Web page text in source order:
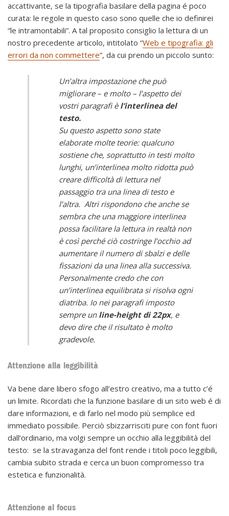
accattivante, se la tipografia basilare della pagina é poco
curata: le regole in questo caso sono quelle che io definirei
“le intramontabili”. A tal proposito consiglio la lettura di un
nostro precedente articolo, intitolato “Web e tipografia: gli
errori da non commettere”, da cui prendo un piccolo sunto:
Un’altra impostazione che può
migliorare – e molto – l’aspetto dei
vostri paragrafi è l’interlinea del
testo.
Su questo aspetto sono state
elaborate molte teorie: qualcuno
sostiene che, soprattutto in testi molto
lunghi, un’interlinea molto ridotta può
creare difficoltà di lettura nel
passaggio tra una linea di testo e
l’altra. Altri rispondono che anche se
sembra che una maggiore interlinea
possa facilitare la lettura in realtà non
è così perché ciò costringe l’occhio ad
aumentare il numero di sbalzi e delle
fissazioni da una linea alla successiva.
Personalmente credo che con
un’interlinea equilibrata si risolva ogni
diatriba. Io nei paragrafi imposto
sempre un line-height di 22px, e
devo dire che il risultato è molto
gradevole.
Attenzione alla leggibilità
Va bene dare libero sfogo all’estro creativo, ma a tutto c’é
un limite. Ricordati che la funzione basilare di un sito web é di
dare informazioni, e di farlo nel modo più semplice ed
immediato possibile. Perciò sbizzarrisciti pure con font fuori
dall’ordinario, ma volgi sempre un occhio alla leggibilità del
testo: se la stravaganza del font rende i titoli poco leggibili,
cambia subito strada e cerca un buon compromesso tra
estetica e funzionalità.
Attenzione al focus